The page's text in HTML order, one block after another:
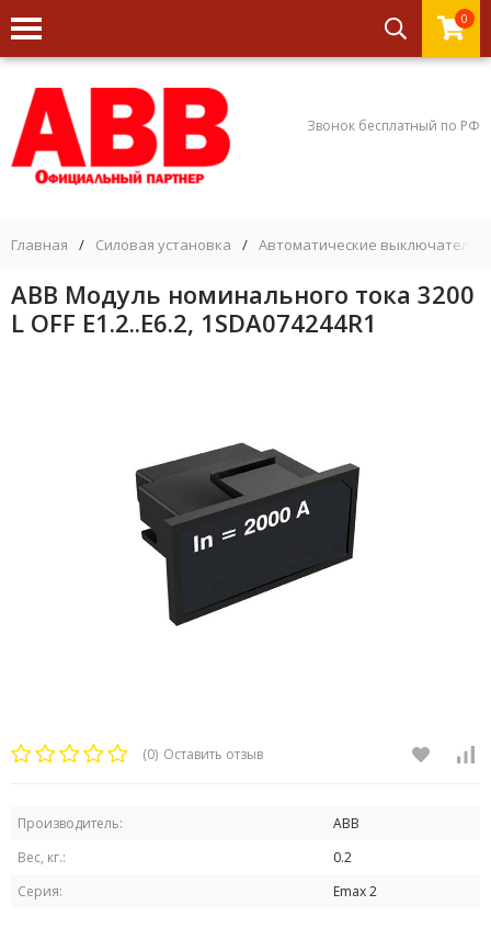
0
Звонок бесплатный по РФ
Главная / Силовая установка / Автоматические выключатели
ABB Модуль номинального тока 3200
L OFF E1.2..E6.2, 1SDA074244R1
(0) Оставить отзыв
Производитель:
ABB
Вес, кг.:
0.2
Серия:
Emax 2